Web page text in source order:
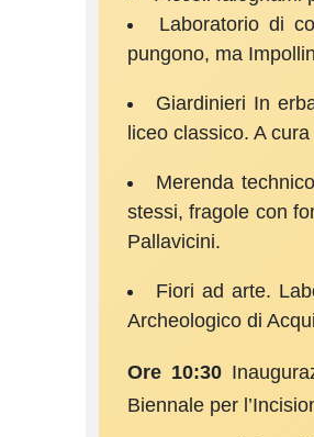
Laboratorio di
pungono, ma
Giardinieri In
liceo classico. A
Merenda
stessi, fragole con
Pallavicini.
Fiori ad arte.
Archeologico di
Ore 10:30
Biennale per